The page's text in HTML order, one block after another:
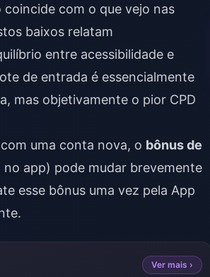
com o que vejo nas
baixos relatam
entre acessibilidade e
de entrada é essencialmente
mas objetivamente o pior CPD
uma conta nova, o bônus de
app) pode mudar brevemente
esse bônus uma vez pela App
Ver mais ›